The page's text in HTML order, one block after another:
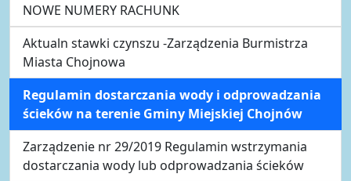
NOWE NUMERY RACHUNK
Aktualn stawki czynszu -Zarządzenia Burmistrza
Miasta Chojnowa
Regulamin dostarczania wody i odprowadzania
ścieków na terenie Gminy Miejskiej Chojnów
Zarządzenie nr 29/2019 Regulamin wstrzymania
dostarczania wody lub odprowadzania ścieków